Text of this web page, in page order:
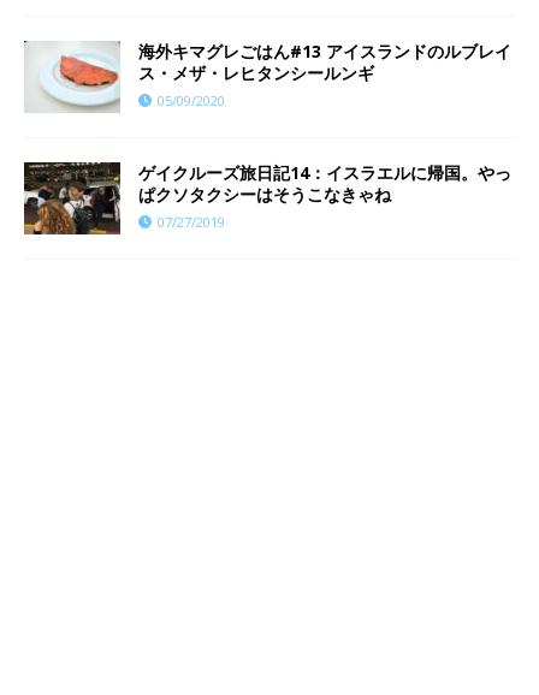
海外キマグレごはん#13 アイスランドのルブレイ
ス・メザ・レヒタンシールンギ
05/09/2020
ゲイクルーズ旅日記14：イスラエルに帰国。やっ
ぱクソタクシーはそうこなきゃね
07/27/2019